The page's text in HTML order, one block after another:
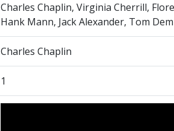
Charles Chaplin, Virginia Cherrill,
Hank Mann, Jack Alexander, Tom
Charles Chaplin
1